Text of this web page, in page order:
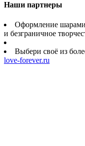
Наши партнеры
Оформление
и безграничное
Выбери своё из
love-forever.ru